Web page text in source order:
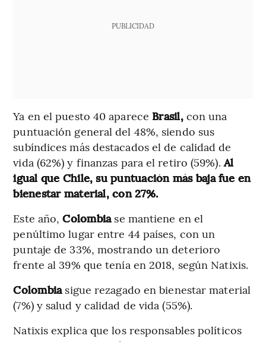
PUBLICIDAD
Ya en el puesto 40 aparece Brasil,con una
puntuación general del 48%, siendo sus
subíndices más destacados el de calidad de
vida (62%) y finanzas para el retiro (59%).Al
igual que Chile, su puntuación más baja fue en
bienestar material, con 27%.
Este año,Colombiase mantiene en el
penúltimo lugar entre 44 países, con un
puntaje de 33%, mostrando un deterioro
frente al 39% que tenía en 2018, según Natixis.
Colombiasigue rezagado en bienestar material
(7%) y salud y calidad de vida (55%).
Natixis explica que los responsables políticos